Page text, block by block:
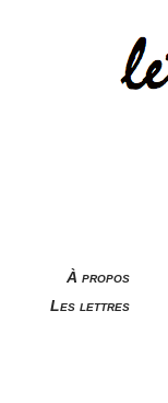
À propos
Les lettres